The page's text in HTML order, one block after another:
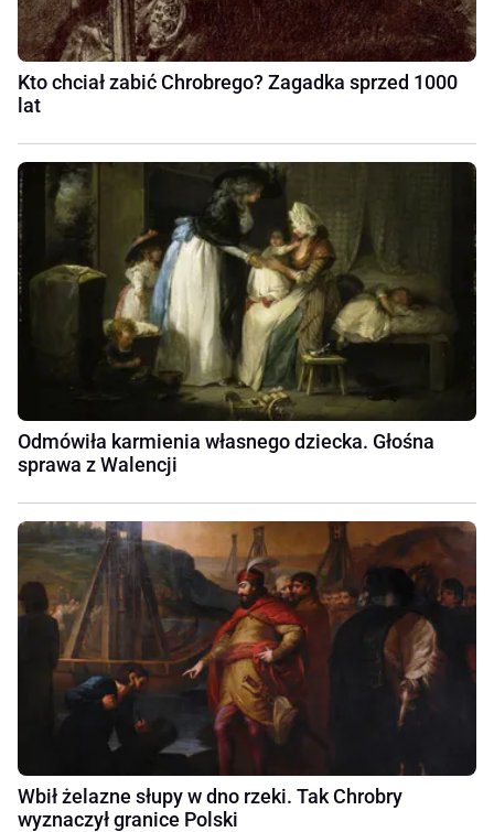
Kto chciał zabić Chrobrego? Zagadka sprzed 1000
lat
Odmówiła karmienia własnego dziecka. Głośna
sprawa z Walencji
Wbił żelazne słupy w dno rzeki. Tak Chrobry
wyznaczył granice Polski